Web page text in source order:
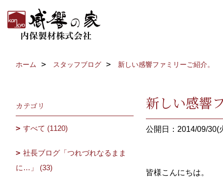
ホーム スタッフブログ 新しい感響ファミリーご紹介。
新しい感響
公開日：2014/09/30(
皆様こんにちは。
カテゴリ
すべて (1120)
社長ブログ「つれづれなるまま
に…」 (33)